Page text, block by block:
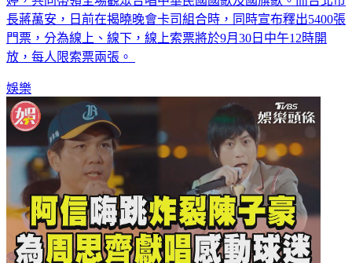
長蔣萬安，日前在揭曉晚會卡司組合時，同時宣布釋出5400張
門票，分為線上、線下，線上索票將於9月30日中午12時開
放，每人限索票兩張。
娛樂